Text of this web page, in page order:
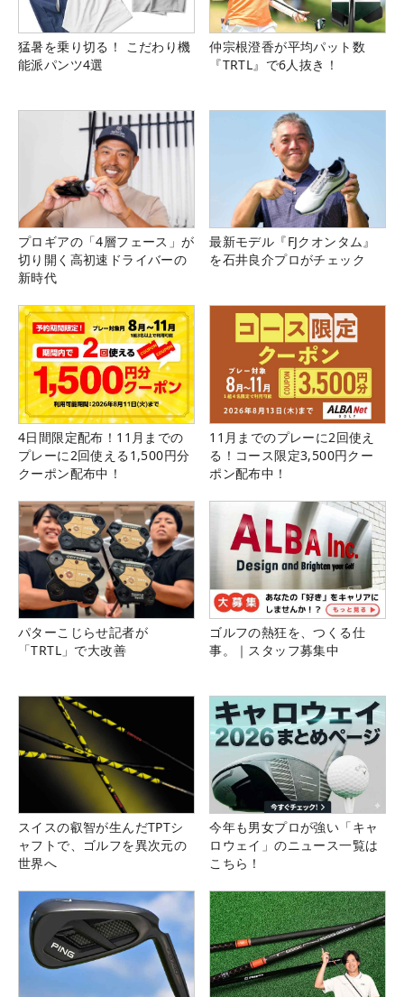
猛暑を乗り切る！ こだわり機
能派パンツ4選
仲宗根澄香が平均パット数
『TRTL』で6人抜き！
プロギアの「4層フェース」が
切り開く高初速ドライバーの
新時代
最新モデル『FJクオンタム』
を石井良介プロがチェック
4日間限定配布！11月までの
プレーに2回使える1,500円分
クーポン配布中！
11月までのプレーに2回使え
る！コース限定3,500円クー
ポン配布中！
パターこじらせ記者が
「TRTL」で大改善
ゴルフの熱狂を、つくる仕
事。｜スタッフ募集中
スイスの叡智が生んだTPTシ
ャフトで、ゴルフを異次元の
世界へ
今年も男女プロが強い「キャ
ロウェイ」のニュース一覧は
こちら！